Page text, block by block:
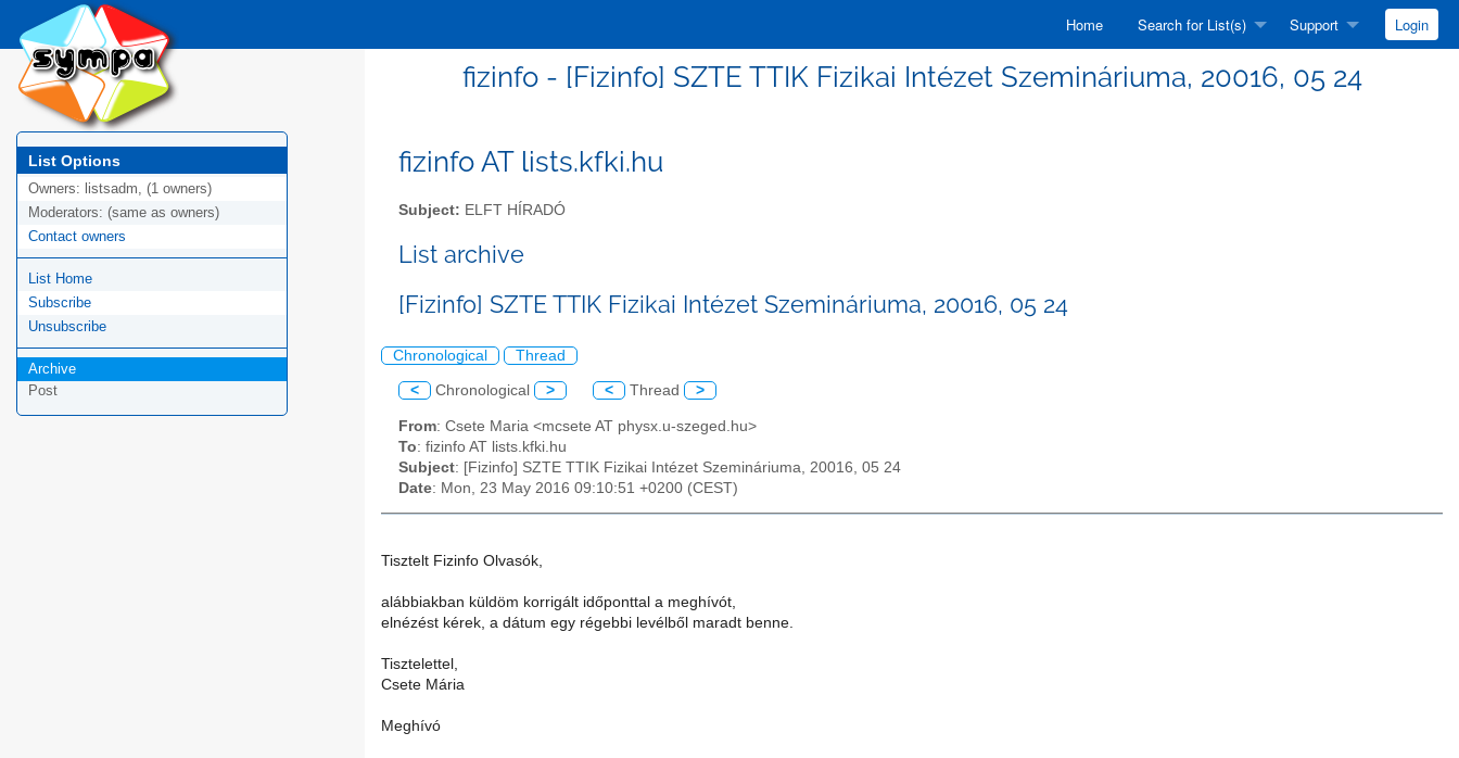
Home Search for List(s) Support Login
fizinfo - [Fizinfo] SZTE TTIK Fizikai Intézet Szemináriuma, 20016, 05 24
List Options
Owners: listsadm, (1 owners)
Moderators: (same as owners)
Contact owners
List Home
Subscribe
Unsubscribe
Archive
Post
fizinfo AT lists.kfki.hu
Subject: ELFT HÍRADÓ
List archive
[Fizinfo] SZTE TTIK Fizikai Intézet Szemináriuma, 20016, 05 24
Chronological Thread
< Chronological > < Thread >
From: Csete Maria <mcsete AT physx.u-szeged.hu>
To: fizinfo AT lists.kfki.hu
Subject: [Fizinfo] SZTE TTIK Fizikai Intézet Szemináriuma, 20016, 05 24
Date: Mon, 23 May 2016 09:10:51 +0200 (CEST)
Tisztelt Fizinfo Olvasók,
alábbiakban küldöm korrigált időponttal a meghívót,
elnézést kérek, a dátum egy régebbi levélből maradt benne.
Tisztelettel,
Csete Mária
Meghívó